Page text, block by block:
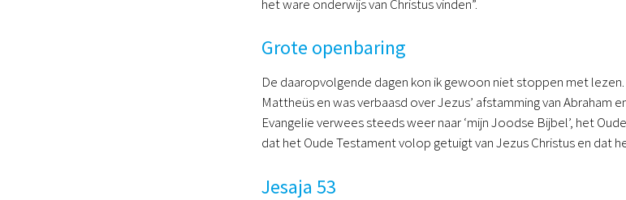
het ware onderwijs van Christus vinden”.
Grote openbaring
De daaropvolgende dagen kon ik gewoon niet stoppen met
Mattheüs en was verbaasd over Jezus’ afstamming van Abraham
Evangelie verwees steeds weer naar ‘mijn Joodse Bijbel’, het
dat het Oude Testament volop getuigt van Jezus Christus en dat
Jesaja 53